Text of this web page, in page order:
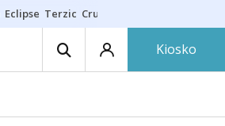
Eclipse Terzic Cruz Gorbeia
Kiosko